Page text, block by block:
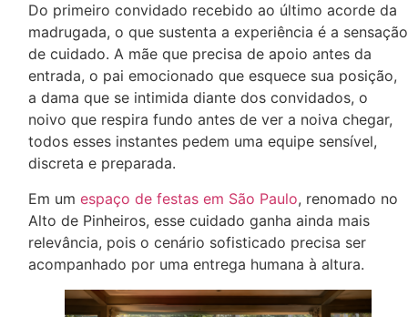
Do primeiro convidado recebido ao último acorde da
madrugada, o que sustenta a experiência é a sensação
de cuidado. A mãe que precisa de apoio antes da
entrada, o pai emocionado que esquece sua posição,
a dama que se intimida diante dos convidados, o
noivo que respira fundo antes de ver a noiva chegar,
todos esses instantes pedem uma equipe sensível,
discreta e preparada.
Em um espaço de festas em São Paulo, renomado no
Alto de Pinheiros, esse cuidado ganha ainda mais
relevância, pois o cenário sofisticado precisa ser
acompanhado por uma entrega humana à altura.